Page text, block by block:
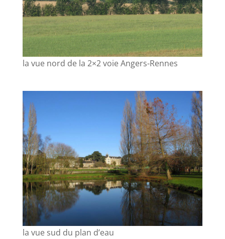
la vue nord de la 2×2 voie Angers-Rennes
la vue sud du plan d’eau